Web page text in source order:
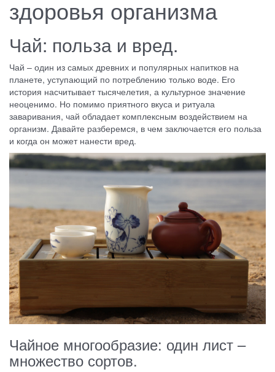
здоровья организма
Чай: польза и вред.
Чай – один из самых древних и популярных напитков на
планете, уступающий по потреблению только воде. Его
история насчитывает тысячелетия, а культурное значение
неоценимо. Но помимо приятного вкуса и ритуала
заваривания, чай обладает комплексным воздействием на
организм. Давайте разберемся, в чем заключается его польза
и когда он может нанести вред.
Чайное многообразие: один лист –
множество сортов.